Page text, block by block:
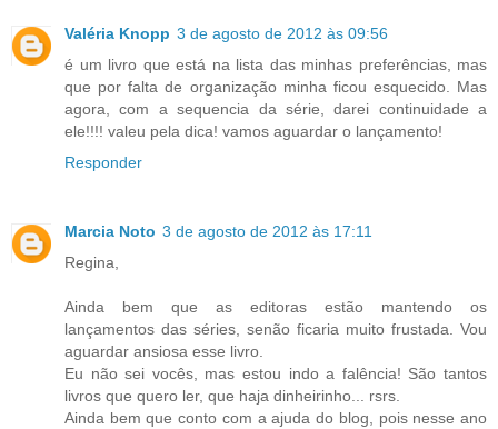
Valéria Knopp 3 de agosto de 2012 às 09:56
é um livro que está na lista das minhas preferências, mas
que por falta de organização minha ficou esquecido. Mas
agora, com a sequencia da série, darei continuidade a
ele!!!! valeu pela dica! vamos aguardar o lançamento!
Responder
Marcia Noto 3 de agosto de 2012 às 17:11
Regina,
Ainda bem que as editoras estão mantendo os
lançamentos das séries, senão ficaria muito frustada. Vou
aguardar ansiosa esse livro.
Eu não sei vocês, mas estou indo a falência! São tantos
livros que quero ler, que haja dinheirinho... rsrs.
Ainda bem que conto com a ajuda do blog, pois nesse ano